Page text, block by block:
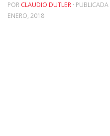
POR CLAUDIO DUTLER · PUBLICADA
ENERO, 2018